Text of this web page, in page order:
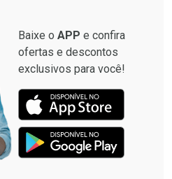
Baixe o APP e confira
ofertas e descontos
exclusivos para você!